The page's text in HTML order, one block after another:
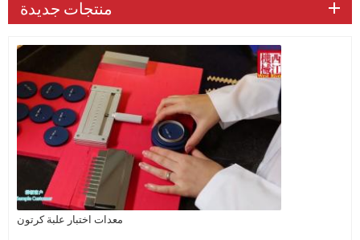
منتجات جديدة
معدات اختبار علبة كرتون